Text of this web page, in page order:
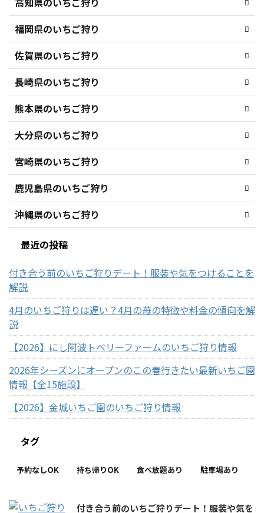
福岡県のいちご狩り
佐賀県のいちご狩り
長崎県のいちご狩り
熊本県のいちご狩り
大分県のいちご狩り
宮崎県のいちご狩り
鹿児島県のいちご狩り
沖縄県のいちご狩り
最近の投稿
付き合う前のいちご狩りデート！服装や気をつけることを
解説
4月のいちご狩りは遅い？4月の苺の特徴や料金の傾向を解
説
【2026】にし阿波トベリーファームのいちご狩り情報
2026年シーズンにオープンのこの春行きたい最新いちご園
情報【全15施設】
【2026】金城いちご園のいちご狩り情報
タグ
予約なしOK 持ち帰りOK 食べ放題あり 駐車場あり
付き合う前のいちご狩りデート！服装や気を